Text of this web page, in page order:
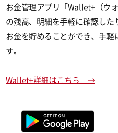
お金管理アプリ「Wallet+（ウ
の残高、明細を手軽に確認した
お金を貯めることができ、手軽
す。
Wallet+詳細はこちら →